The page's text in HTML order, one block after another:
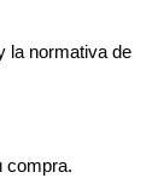
la normativa de
compra.